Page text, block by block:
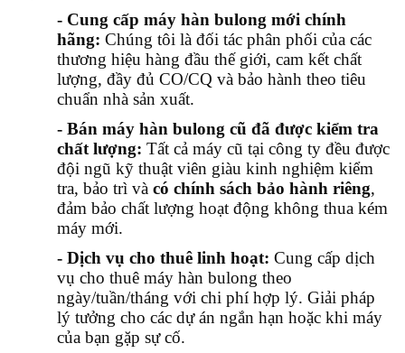
- Cung cấp máy hàn bulong mới chính
hãng: Chúng tôi là đối tác phân phối của các
thương hiệu hàng đầu thế giới, cam kết chất
lượng, đầy đủ CO/CQ và bảo hành theo tiêu
chuẩn nhà sản xuất.
- Bán máy hàn bulong cũ đã được kiểm tra
chất lượng: Tất cả máy cũ tại công ty đều được
đội ngũ kỹ thuật viên giàu kinh nghiệm kiểm
tra, bảo trì và có chính sách bảo hành riêng,
đảm bảo chất lượng hoạt động không thua kém
máy mới.
- Dịch vụ cho thuê linh hoạt: Cung cấp dịch
vụ cho thuê máy hàn bulong theo
ngày/tuần/tháng với chi phí hợp lý. Giải pháp
lý tưởng cho các dự án ngắn hạn hoặc khi máy
của bạn gặp sự cố.